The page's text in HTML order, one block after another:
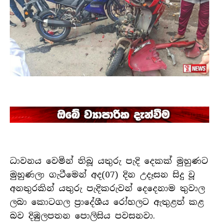
ධාවනය වෙමින් තිබූ යතුරු පැදි දෙකක් මුහුණට
මුහුණලා ගැටීමෙන් අද(07) දින උදෑසන සිදු වූ
අනතුරකින් යතුරු පැදිකරුවන් දෙදෙනාම තුවාල
ලබා කොටගල ප්‍රාදේශීය රෝහලට ඇතුළත් කළ
බව දිඹුලපතන පොලිසිය පවසනවා.